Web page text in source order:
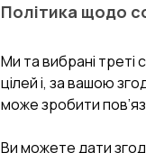
Політика щодо
Ми та вибрані треті
цілей і, за вашою
може зробити
Ви можете дати